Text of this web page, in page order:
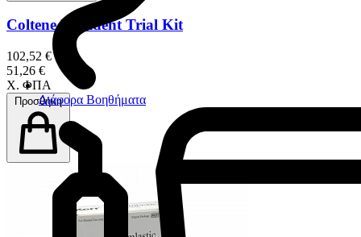
Διάφορα Βοηθήματα
Coltene President Trial Kit
102,52 €
51,26 €
Χ. ΦΠΑ
Προσθήκη